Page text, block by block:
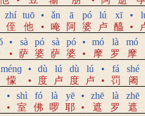
zhí
侄
tuō
他
•
•
ǎn
唵
ā
阿
pó
婆
lú
卢
xī
醯
•
•
•
•
sà
萨
pó
婆
sà
萨
pó
婆
•
•
mó
摩
là
罗
mó
摩
ménɡ
懞
•
•
dù
度
lú
卢
dù
度
lú
卢
•
•
fá
罚
shé
阇
•
•
shì
室
fó
佛
là
啰
yē
耶
•
•
zhē
遮
là
罗
zhē
遮